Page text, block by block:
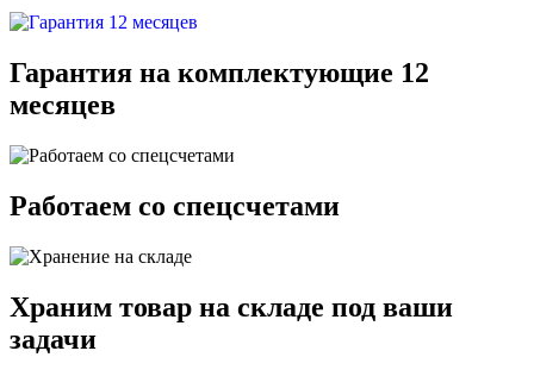
Гарантия на комплектующие 12
месяцев
Работаем со спецсчетами
Храним товар на складе под ваши
задачи